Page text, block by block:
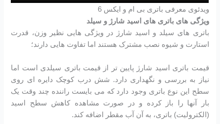
ویدئوی معرفی باتری بی ام و ایکس 6
ویژگی های باتری های اسید شارژ و سیلد
باتری های سیلد و اسید شارژ در ویژگی هایی نظیر وزن، قدرت
استارت و شیوه نصب مشترک هستند اما تفاوت هایی دارند؛
قیمت باتری اسید شارژ پایین تر از قیمت باتری سیلدی است اما
نیاز به بررسی و نگهداری دارد. شش درب کوچک دایره ای روی
سطح این نوع باتری وجود دارد که می بایست راننده چند وقت یک
بار آنها را باز کرده و در صورت مشاهده کاهش سطح اسید
(الکترولیت) باتری، به آن آب مقطر اضافه کند.